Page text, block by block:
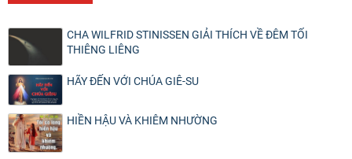
CHA WILFRID STINISSEN GIẢI THÍCH VỀ ĐÊM TỐI
THIÊNG LIÊNG
HÃY ĐẾN VỚI CHÚA GIÊ-SU
HIỀN HẬU VÀ KHIÊM NHƯỜNG